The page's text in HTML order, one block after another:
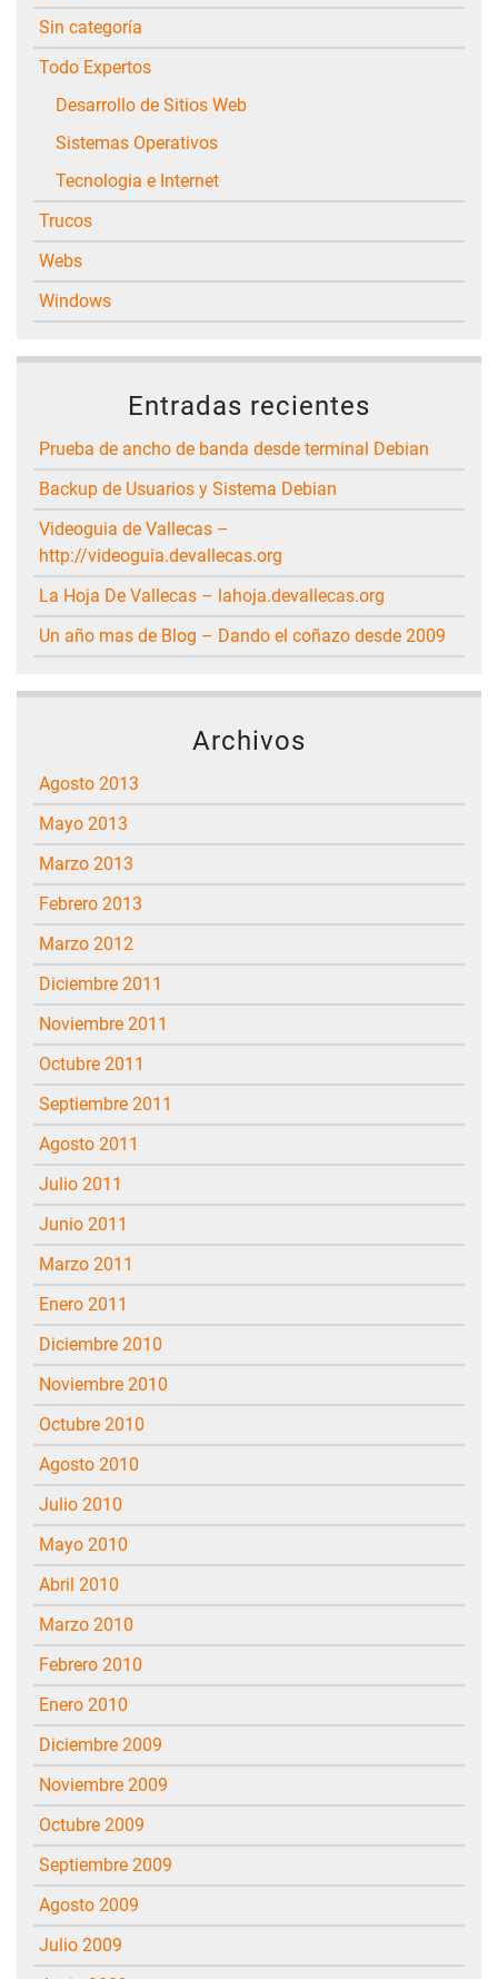
Sin categoría
Todo Expertos
Desarrollo de Sitios Web
Sistemas Operativos
Tecnologia e Internet
Trucos
Webs
Windows
Entradas recientes
Prueba de ancho de banda desde terminal Debian
Backup de Usuarios y Sistema Debian
Videoguia de Vallecas –
http://videoguia.devallecas.org
La Hoja De Vallecas – lahoja.devallecas.org
Un año mas de Blog – Dando el coñazo desde 2009
Archivos
agosto 2013
mayo 2013
marzo 2013
febrero 2013
marzo 2012
diciembre 2011
noviembre 2011
octubre 2011
septiembre 2011
agosto 2011
julio 2011
junio 2011
marzo 2011
enero 2011
diciembre 2010
noviembre 2010
octubre 2010
agosto 2010
julio 2010
mayo 2010
abril 2010
marzo 2010
febrero 2010
enero 2010
diciembre 2009
noviembre 2009
octubre 2009
septiembre 2009
agosto 2009
julio 2009